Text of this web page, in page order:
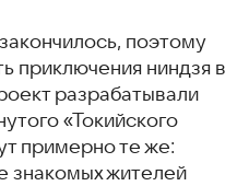
поэтому
приключения ниндзя в
разрабатывали
«Токийского
примерно те же:
знакомых жителей